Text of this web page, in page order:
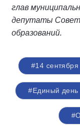
глав
депутаты
образований.
#14 сентября
#Единый день